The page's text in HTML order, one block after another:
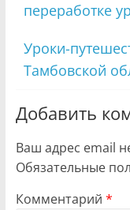
переработке
Уроки-
Тамбовской
Добавить
Ваш адрес email
Обязательные
Комментарий *